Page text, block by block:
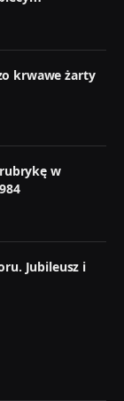
krwawe żarty
w
Jubileusz i